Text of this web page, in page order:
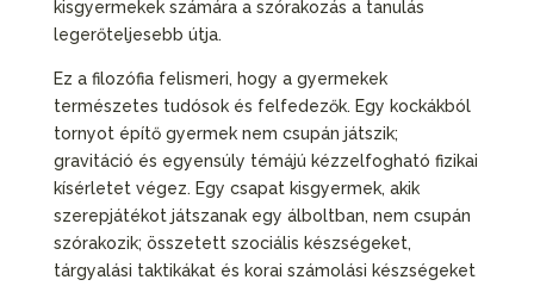
kisgyermekek számára a szórakozás a tanulás
legerőteljesebb útja.
Ez a filozófia felismeri, hogy a gyermekek
természetes tudósok és felfedezők. Egy kockákból
tornyot építő gyermek nem csupán játszik;
gravitáció és egyensúly témájú kézzelfogható fizikai
kísérletet végez. Egy csapat kisgyermek, akik
szerepjátékot játszanak egy álboltban, nem csupán
szórakozik; összetett szociális készségeket,
tárgyalási taktikákat és korai számolási készségeket